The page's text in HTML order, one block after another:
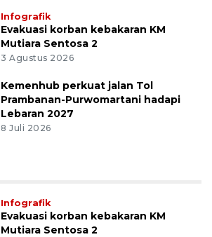
Infografik
Evakuasi korban kebakaran KM
Mutiara Sentosa 2
3 Agustus 2026
Kemenhub perkuat jalan Tol
Prambanan-Purwomartani hadapi
Lebaran 2027
8 Juli 2026
Infografik
Evakuasi korban kebakaran KM
Mutiara Sentosa 2